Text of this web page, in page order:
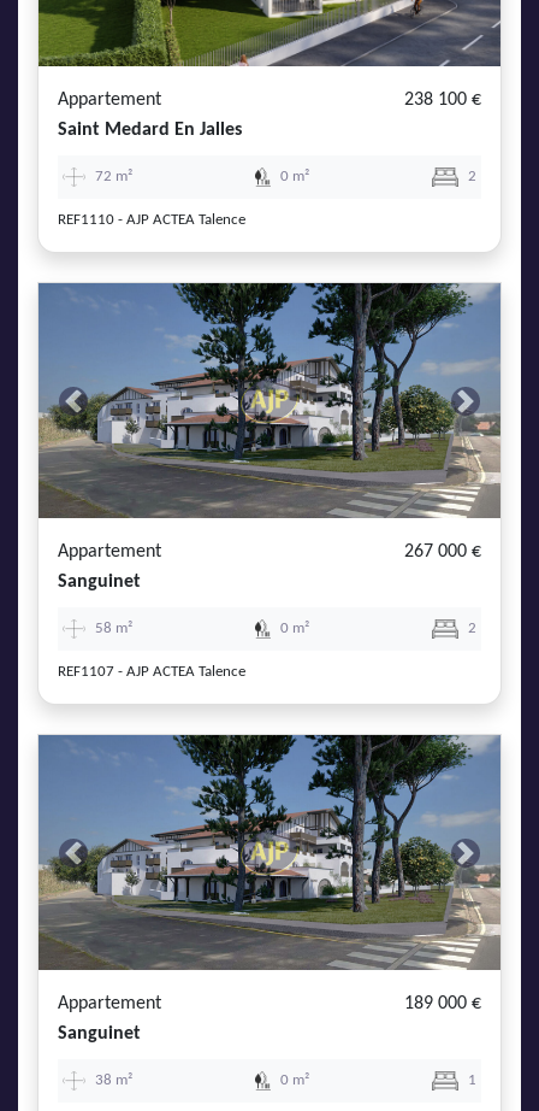
Appartement
238 100 €
Saint Medard En Jalles
72 m² 0 m² 2
REF1110 - AJP ACTEA Talence
Previous Next
Appartement
267 000 €
Sanguinet
58 m² 0 m² 2
REF1107 - AJP ACTEA Talence
Previous Next
Appartement
189 000 €
Sanguinet
38 m² 0 m² 1